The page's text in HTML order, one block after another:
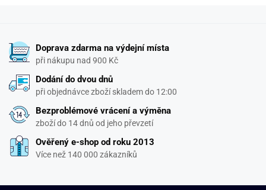
Doprava zdarma na výdejní místa
při nákupu nad 900 Kč
Dodání do dvou dnů
při objednávce zboží skladem do 12:00
Bezproblémové vrácení a výměna
zboží do 14 dnů od jeho převzetí
Ověřený e-shop od roku 2013
Více než 140 000 zákazníků